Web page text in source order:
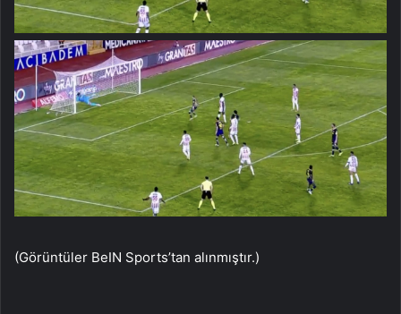
(Görüntüler BeIN Sports’tan alınmıştır.)